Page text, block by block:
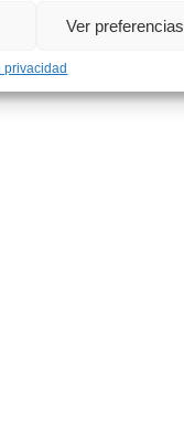
Ver preferencias
privacidad